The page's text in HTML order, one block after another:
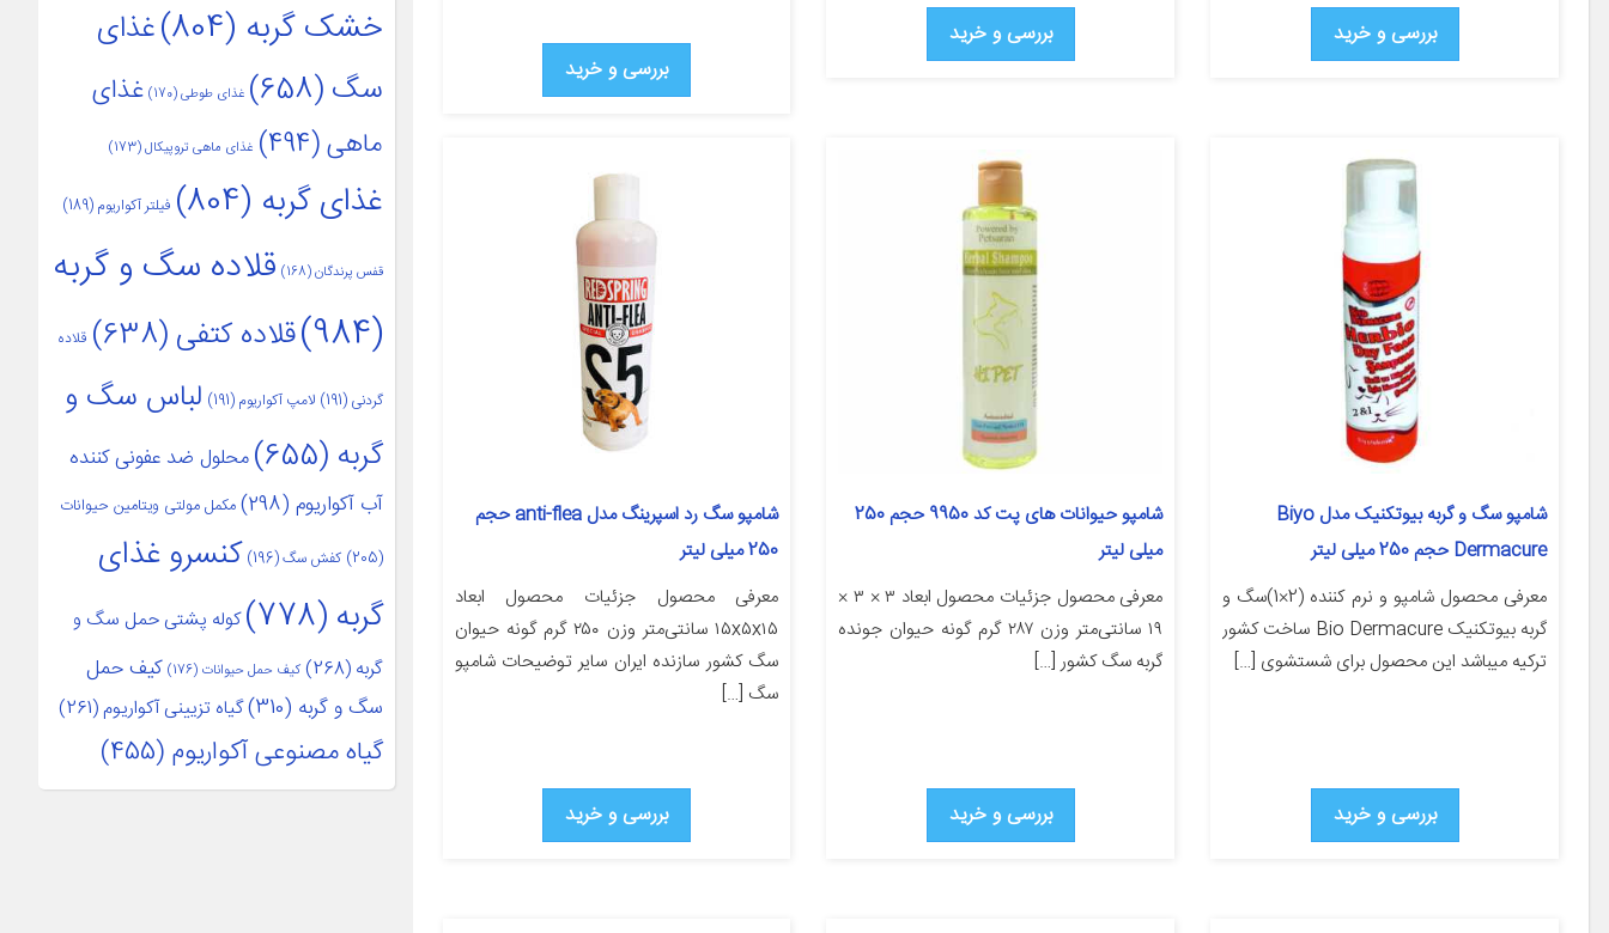
بررسی و خرید بررسی و خرید
بررسی و خرید
شامپو سگ و گربه بیوتکنیک مدل Biyo
Dermacure حجم 250 میلی لیتر
معرفی محصول شامپو و نرم کننده (2×1)سگ و
گربه بیوتکنیک Bio Dermacure ساخت کشور
ترکیه میباشد این محصول برای شستشوی […]
بررسی و خرید
شامپو حیوانات های پت کد 9950 حجم 250
میلی لیتر
معرفی محصول جزئیات محصول ابعاد ۳ × ۳ ×
۱۹ سانتی‌متر وزن ۲۸۷ گرم گونه حیوان جونده
گربه سگ کشور […]
بررسی و خرید
شامپو سگ رد اسپرینگ مدل anti-flea حجم
250 میلی لیتر
معرفی محصول جزئیات محصول ابعاد
۱۵x۵x۱۵ سانتی‌متر وزن ۲۵۰ گرم گونه حیوان
سگ کشور سازنده ایران سایر توضیحات شامپو
سگ […]
بررسی و خرید
خشک گربه (804)
غذای
سگ(658) غذای طوطی(170)
غذای
ماهی(494) غذای ماهی تروپیکال(173)
غذای گربه (804) فیلتر آکواریوم (189)
قفس پرندگان(168)
قلاده سگ و گربه
(984)
قلاده کتفی (638) قلاده
گردنی (191) لامپ آکواریوم (191)
لباس سگ و
گربه (655)
محلول ضد عفونی کننده
آب آکواریوم (298) مکمل مولتی ویتامین حیوانات
(205) کفش سگ(196)
کنسرو غذای
گربه (778)
کوله پشتی حمل سگ و
گربه (268) کیف حمل حیوانات (176)
کیف حمل
سگ و گربه (310) گیاه تزیینی آکواریوم(261)
گیاه مصنوعی آکواریوم (455)